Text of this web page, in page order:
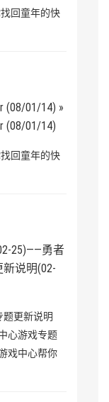
回童年的快
(08/01/14) »
(08/01/14)
回童年的快
25)——勇者
说明(02-
更新说明
心游戏专题
戏中心帮你